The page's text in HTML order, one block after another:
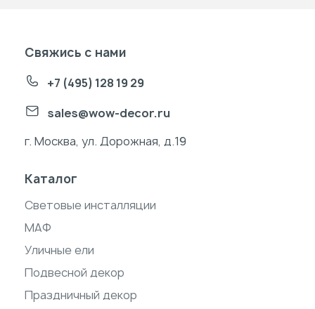
Свяжись с нами
+7 (495) 128 19 29
sales@wow-decor.ru
г. Москва, ул. Дорожная, д.19
Каталог
Световые инсталляции
МАФ
Уличные ели
Подвесной декор
Праздничный декор